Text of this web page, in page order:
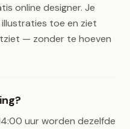
online designer. Je
toe en ziet
— zonder te hoeven
uur worden dezelfde